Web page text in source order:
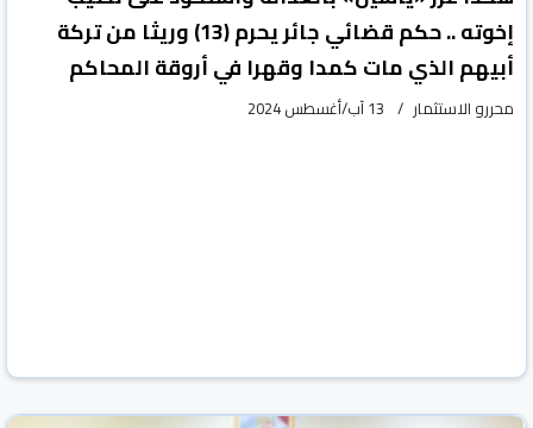
إخوته .. حكم قضائي جائر يحرم (13) وريثا من تركة
أبيهم الذي مات كمدا وقهرا في أروقة المحاكم
محررو الاستثمار 13 آب/أغسطس 2024